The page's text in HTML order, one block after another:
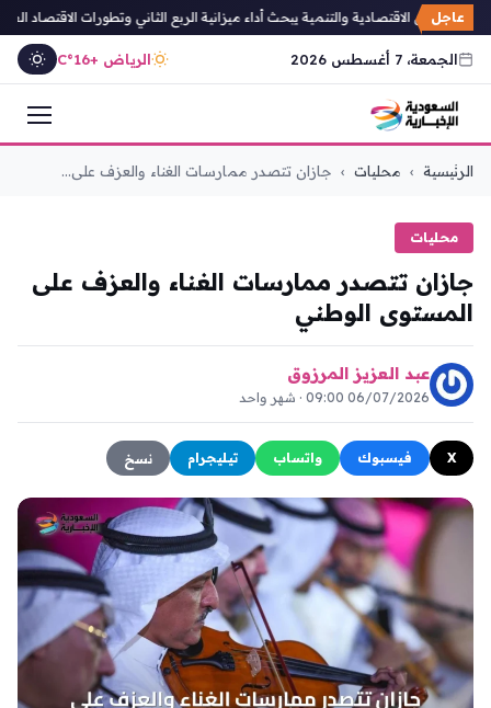
عاجل
الاقتصادية والتنمية يبحث أداء ميزانية الربع الثاني وتطورات الاقتصاد العالمي
الجمعة، 7 أغسطس 2026 الرياض +16°C
التجاوز
الرئيسية › محليات › جازان تتصدر ممارسات الغناء والعزف على...
محليات
جازان تتصدر ممارسات الغناء والعزف على
المستوى الوطني
عبد العزيز المرزوق
06/07/2026 09:00 · شهر واحد
X فيسبوك واتساب تيليجرام نسخ